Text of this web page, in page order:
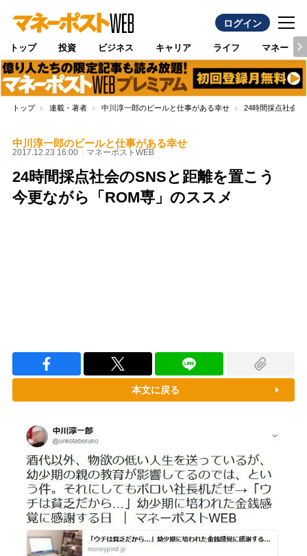
ログイン
トップ 投資 ビジネス キャリア ライフ マネー
トップ 連載・著者 中川淳一郎のビールと仕事がある幸せ 24時間採点社会
中川淳一郎のビールと仕事がある幸せ
2017.12.23 16:00 マネーポストWEB
24時間採点社会のSNSと距離を置こう
今更ながら「ROM専」のススメ
本文に戻る